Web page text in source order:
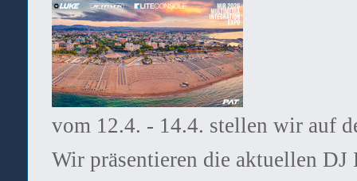
vom 12.4. - 14.4. stellen wir auf
Wir präsentieren die aktuellen